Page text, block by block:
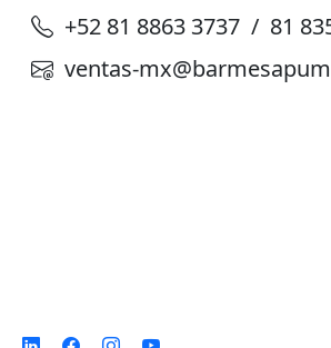
+52 81 8863 3737 / 81
ventas-